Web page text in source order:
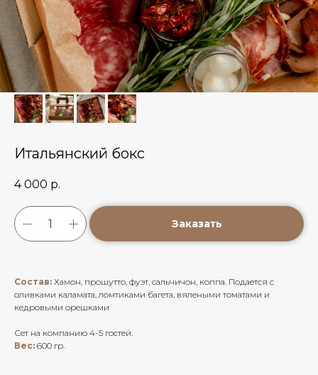
Итальянский бокс
4 000 р.
Заказать
Состав: Хамон, прошутто, фуэт, сальчичон, коппа. Подается с
оливками каламата, ломтиками багета, вялеными томатами и
кедровыми орешками
Сет на компанию 4-5 гостей.
Вес: 600 гр.